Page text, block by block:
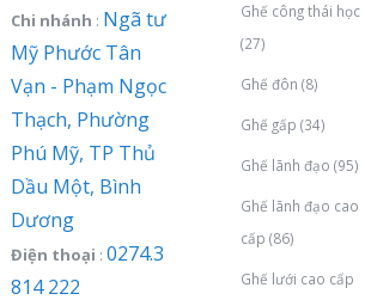
Chi nhánh : Ngã tư
Mỹ Phước Tân
Vạn - Phạm Ngọc
Thạch, Phường
Phú Mỹ, TP Thủ
Dầu Một, Bình
Dương
Điện thoại : 0274.3
814 222
Ghế công thái học
(27)
Ghế đôn (8)
Ghế gấp (34)
Ghế lãnh đạo (95)
Ghế lãnh đạo cao
cấp (86)
Ghế lưới cao cấp